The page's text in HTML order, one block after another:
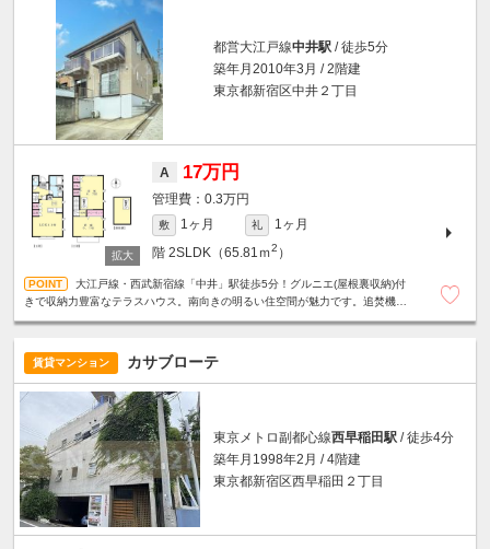
都営大江戸線中井駅 / 徒歩5分
築年月2010年3月 / 2階建
東京都新宿区中井２丁目
A 17万円
0.3万円
敷 1ヶ月 礼
1ヶ月
階 2SLDK（65.81ｍ2 ）
大江戸線・西武新宿線「中井」駅徒歩5分！グルニエ(屋根裏収納)付
きで収納力豊富なテラスハウス。南向きの明るい住空間が魅力です。追焚機能
賃貸マンション カサブローテ
東京メトロ副都心線西早稲田駅 / 徒歩4分
築年月1998年2月 / 4階建
東京都新宿区西早稲田２丁目